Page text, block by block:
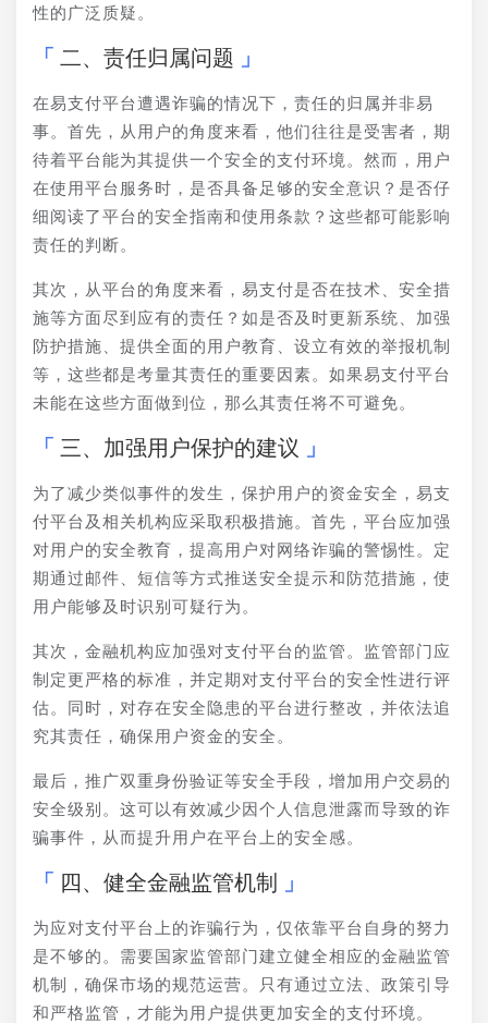
性的广泛质疑。
二、责任归属问题
在易支付平台遭遇诈骗的情况下，责任的归属并非易
事。首先，从用户的角度来看，他们往往是受害者，期
待着平台能为其提供一个安全的支付环境。然而，用户
在使用平台服务时，是否具备足够的安全意识？是否仔
细阅读了平台的安全指南和使用条款？这些都可能影响
责任的判断。
其次，从平台的角度来看，易支付是否在技术、安全措
施等方面尽到应有的责任？如是否及时更新系统、加强
防护措施、提供全面的用户教育、设立有效的举报机制
等，这些都是考量其责任的重要因素。如果易支付平台
未能在这些方面做到位，那么其责任将不可避免。
三、加强用户保护的建议
为了减少类似事件的发生，保护用户的资金安全，易支
付平台及相关机构应采取积极措施。首先，平台应加强
对用户的安全教育，提高用户对网络诈骗的警惕性。定
期通过邮件、短信等方式推送安全提示和防范措施，使
用户能够及时识别可疑行为。
其次，金融机构应加强对支付平台的监管。监管部门应
制定更严格的标准，并定期对支付平台的安全性进行评
估。同时，对存在安全隐患的平台进行整改，并依法追
究其责任，确保用户资金的安全。
最后，推广双重身份验证等安全手段，增加用户交易的
安全级别。这可以有效减少因个人信息泄露而导致的诈
骗事件，从而提升用户在平台上的安全感。
四、健全金融监管机制
为应对支付平台上的诈骗行为，仅依靠平台自身的努力
是不够的。需要国家监管部门建立健全相应的金融监管
机制，确保市场的规范运营。只有通过立法、政策引导
和严格监管，才能为用户提供更加安全的支付环境。